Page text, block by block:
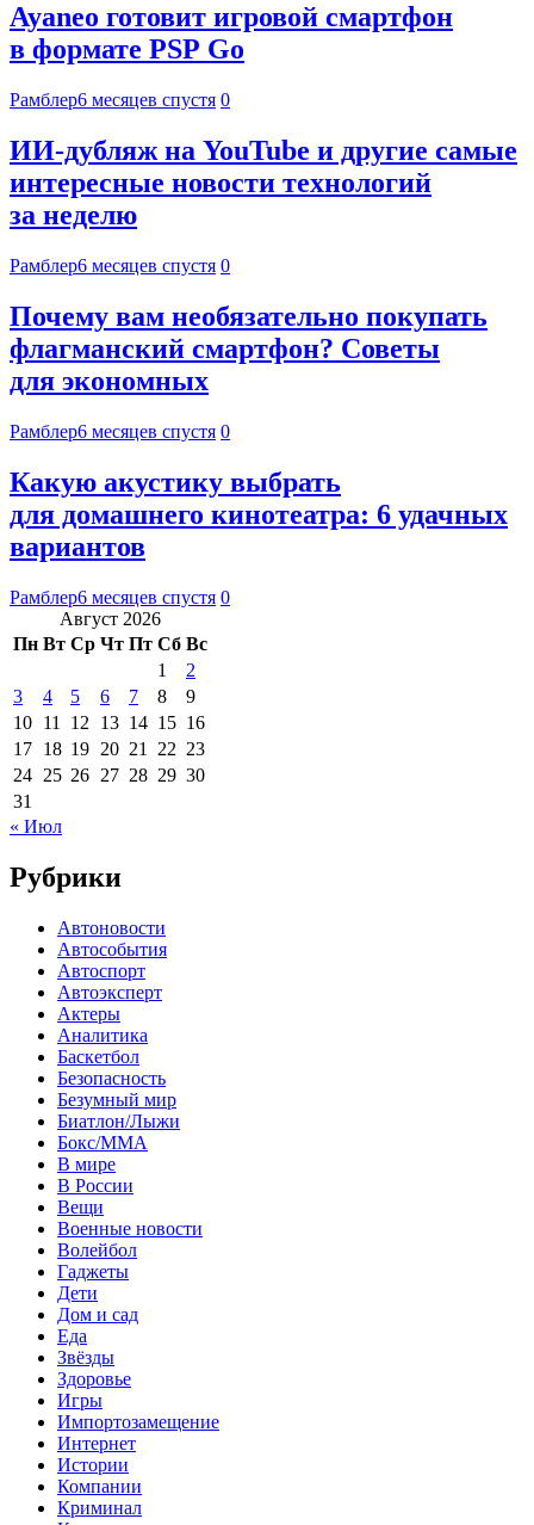
Ayaneo готовит игровой смартфон
в формате PSP Go
Рамблер6 месяцев спустя 0
ИИ-дубляж на YouTube и другие самые
интересные новости технологий
за неделю
Рамблер6 месяцев спустя 0
Почему вам необязательно покупать
флагманский смартфон? Советы
для экономных
Рамблер6 месяцев спустя 0
Какую акустику выбрать
для домашнего кинотеатра: 6 удачных
вариантов
Рамблер6 месяцев спустя 0
Август 2026
Пн Вт Ср Чт Пт Сб Вс
1
2
3
4 5 6 7 8
9
10 11 12 13 14 15 16
17 18 19 20 21 22 23
24 25 26 27 28 29 30
31
« Июл
Рубрики
Автоновости
Автособытия
Автоспорт
Автоэксперт
Актеры
Аналитика
Баскетбол
Безопасность
Безумный мир
Биатлон/Лыжи
Бокс/MMA
В мире
В России
Вещи
Военные новости
Волейбол
Гаджеты
Дети
Дом и сад
Еда
Звёзды
Здоровье
Игры
Импортозамещение
Интернет
Истории
Компании
Криминал